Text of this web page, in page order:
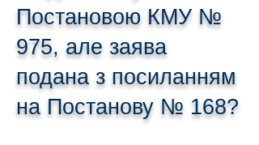
Постановою КМУ №
975, але заява
подана з посиланням
на Постанову № 168?